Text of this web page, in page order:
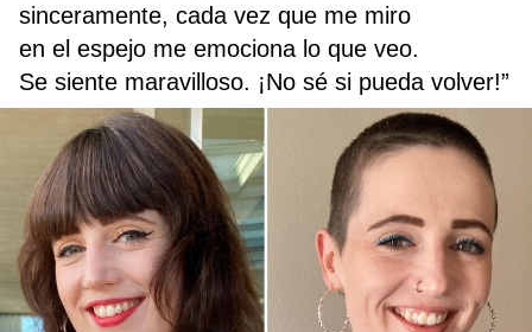
sinceramente, cada vez que me miro
en el espejo me emociona lo que veo.
Se siente maravilloso. ¡No sé si pueda volver!”